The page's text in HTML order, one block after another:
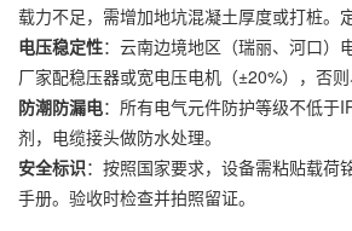
载力不足，需增加地坑混凝土厚度或打桩。
电压稳定性：云南边境地区（瑞丽、河口）
厂家配稳压器或宽电压电机（±20%），否则
防潮防漏电：所有电气元件防护等级不低于
剂，电缆接头做防水处理。
安全标识：按照国家要求，设备需粘贴载荷
手册。验收时检查并拍照留证。